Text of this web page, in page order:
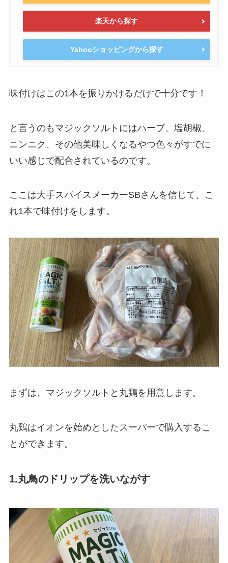
楽天から探す
Yahooショッピングから探す
味付けはこの1本を振りかけるだけで十分です！
と言うのもマジックソルトにはハーブ、塩胡椒、
ニンニク、その他美味しくなるやつ色々がすでに
いい感じで配合されているのです。
ここは大手スパイスメーカーSBさんを信じて、こ
れ1本で味付けをします。
まずは、マジックソルトと丸鶏を用意します。
丸鶏はイオンを始めとしたスーパーで購入するこ
とができます。
1.丸鳥のドリップを洗いながす